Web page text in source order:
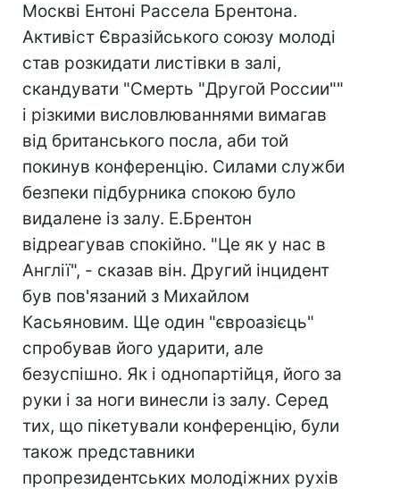
Москві Ентоні Рассела Брентона.
Активіст Євразійського союзу молоді
став розкидати листівки в залі,
скандувати "Смерть "Другой России""
і різкими висловлюваннями вимагав
від британського посла, аби той
покинув конференцію. Силами служби
безпеки підбурника спокою було
видалене із залу. Е.Брентон
відреагував спокійно. "Це як у нас в
Англії", - сказав він. Другий інцидент
був пов'язаний з Михайлом
Касьяновим. Ще один "євроазієць"
спробував його ударити, але
безуспішно. Як і однопартійця, його за
руки і за ноги винесли із залу. Серед
тих, що пікетували конференцію, були
також представники
пропрезидентських молодіжних рухів